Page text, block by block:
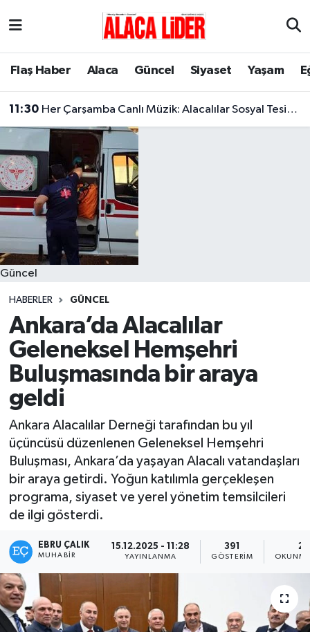
Flaş Haber Alaca Güncel Siyaset Yaşam
11:30 Her Çarşamba Canlı Müzik: Alacalılar Sosyal Tesislerde Buluşuyor!
Güncel
HABERLER GÜNCEL
Ankara’da Alacalılar
Geleneksel Hemşehri
Buluşmasında bir araya
geldi
Ankara Alacalılar Derneği tarafından bu yıl
üçüncüsü düzenlenen Geleneksel Hemşehri
Buluşması, Ankara’da yaşayan Alacalı vatandaşları
bir araya getirdi. Yoğun katılımla gerçekleşen
programa, siyaset ve yerel yönetim temsilcileri
de ilgi gösterdi.
EBRU ÇALIK
MUHABIR
15.12.2025 - 11:28
YAYINLANMA
391
GÖSTERIM
2
Çorum Nöbetçi Eczaneler
Çorum Trafik Yoğunluk Haritası
Süper Lig Puan Durumu ve Fikstür
Tüm Manşetler
Son Dakika Haberleri
Haber Arşivi